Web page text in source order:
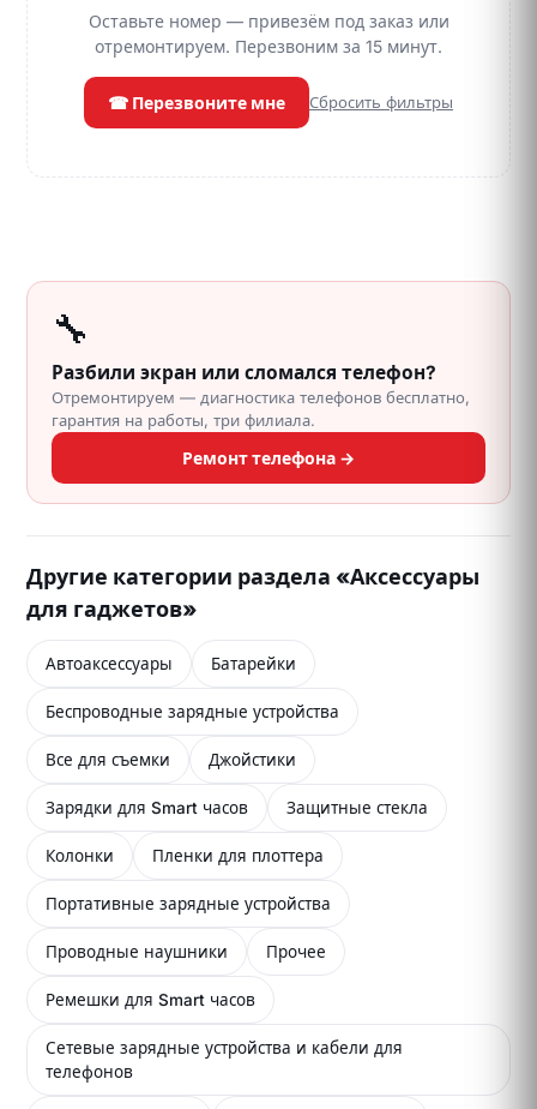
Оставьте номер — привезём под заказ или
отремонтируем. Перезвоним за 15 минут.
☎ Перезвоните мне Сбросить фильтры
🔧
Разбили экран или сломался телефон?
Отремонтируем — диагностика телефонов бесплатно,
гарантия на работы, три филиала.
Ремонт телефона →
Другие категории раздела «Аксессуары
для гаджетов»
Автоаксессуары Батарейки
Беспроводные зарядные устройства
Все для съемки Джойстики
Зарядки для Smart часов Защитные стекла
Колонки Пленки для плоттера
Портативные зарядные устройства
Проводные наушники Прочее
Ремешки для Smart часов
Сетевые зарядные устройства и кабели для
телефонов